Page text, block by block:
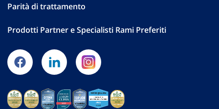
Parità di trattamento
Prodotti Partner e Specialisti Rami Preferiti